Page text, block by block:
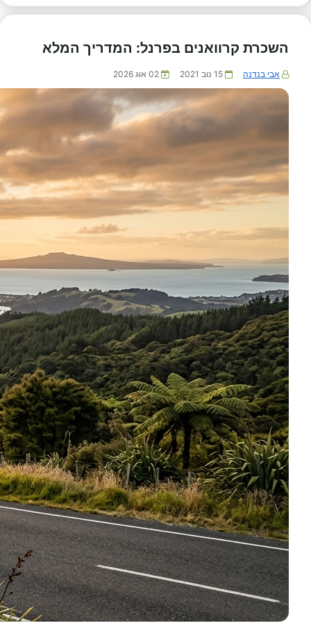
השכרת קרוואנים בפרנל: המדריך המלא
אבי בנדנה 15 נוב 2021 02 אוג 2026